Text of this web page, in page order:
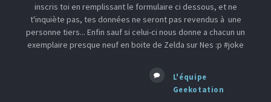
inscris toi en remplissant le formulaire ci dessous, et ne
t'inquiète pas, tes données ne seront pas revendus à une
personne tiers... Enfin sauf si celui-ci nous donne a chacun un
exemplaire presque neuf en boite de Zelda sur Nes :p #joke
L'équipe
Geekotation